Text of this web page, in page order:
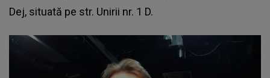
Dej, situată pe str. Unirii nr. 1 D.